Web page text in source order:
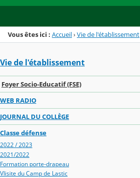
Vous êtes ici : Accueil›Vie de l'établissement
Vie de l'établissement
Foyer Socio-Educatif (FSE)
WEB RADIO
JOURNAL DU COLLÈGE
Classe défense
2022 / 2023
2021/2022
Formation porte-drapeau
VIisite du Camp de Lastic